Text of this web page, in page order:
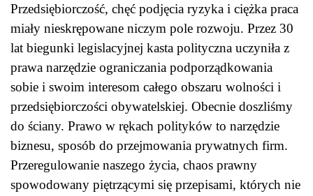
Przedsiębiorczość, chęć podjęcia ryzyka i ciężka praca
miały nieskrępowane niczym pole rozwoju. Przez 30
lat biegunki legislacyjnej kasta polityczna uczyniła z
prawa narzędzie ograniczania podporządkowania
sobie i swoim interesom całego obszaru wolności i
przedsiębiorczości obywatelskiej. Obecnie doszliśmy
do ściany. Prawo w rękach polityków to narzędzie
biznesu, sposób do przejmowania prywatnych firm.
Przeregulowanie naszego życia, chaos prawny
spowodowany piętrzącymi się przepisami, których nie